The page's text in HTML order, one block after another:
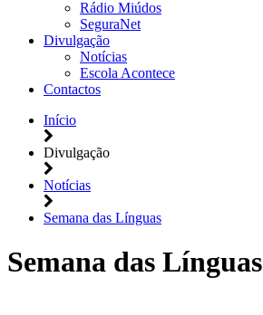
Rádio Miúdos
SeguraNet
Divulgação
Notícias
Escola Acontece
Contactos
Início
Divulgação
Notícias
Semana das Línguas
Semana das Línguas